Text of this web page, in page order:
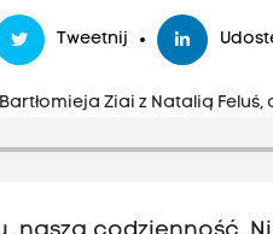
Tweetnij
Ziai z Natalią